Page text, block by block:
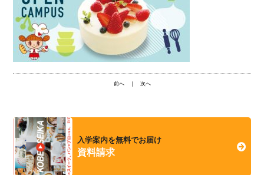
前へ｜ 次へ
入学案内を無料でお届け
資料請求